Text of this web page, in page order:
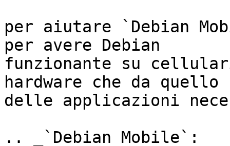
per aiutare `Debian
per avere Debian
funzionante su
hardware che da quello
delle applicazioni